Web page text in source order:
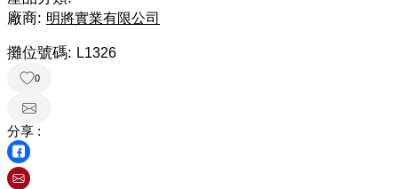
廠商: 明將實業有限公司
攤位號碼: L1326
0
分享 :